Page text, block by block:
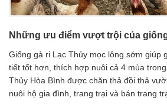
Những ưu điểm vượt trội của
Giống gà ri Lạc Thủy mọc lông sớm giúp
tiết tốt hơn, thích hợp nuôi cả 4 mùa
Thủy Hòa Bình được chăn thả đồi thả
nuôi hộ gia đình, trang trại và bán trang